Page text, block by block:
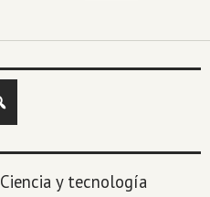
Ciencia y tecnología